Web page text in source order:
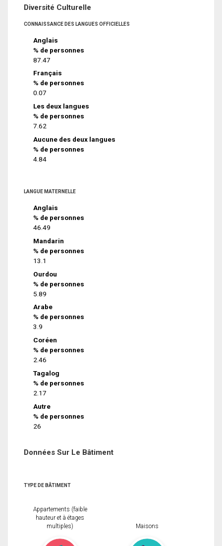
Diversité Culturelle
CONNAISSANCE DES LANGUES OFFICIELLES
Anglais
% de personnes
87.47
Français
% de personnes
0.07
Les deux langues
% de personnes
7.62
Aucune des deux langues
% de personnes
4.84
LANGUE MATERNELLE
Anglais
% de personnes
46.49
Mandarin
% de personnes
13.1
Ourdou
% de personnes
5.89
Arabe
% de personnes
3.9
Coréen
% de personnes
2.46
Tagalog
% de personnes
2.17
Autre
% de personnes
26
Données Sur Le Bâtiment
TYPE DE BÂTIMENT
Appartements (faible
hauteur et à étages
multiples)
Maisons